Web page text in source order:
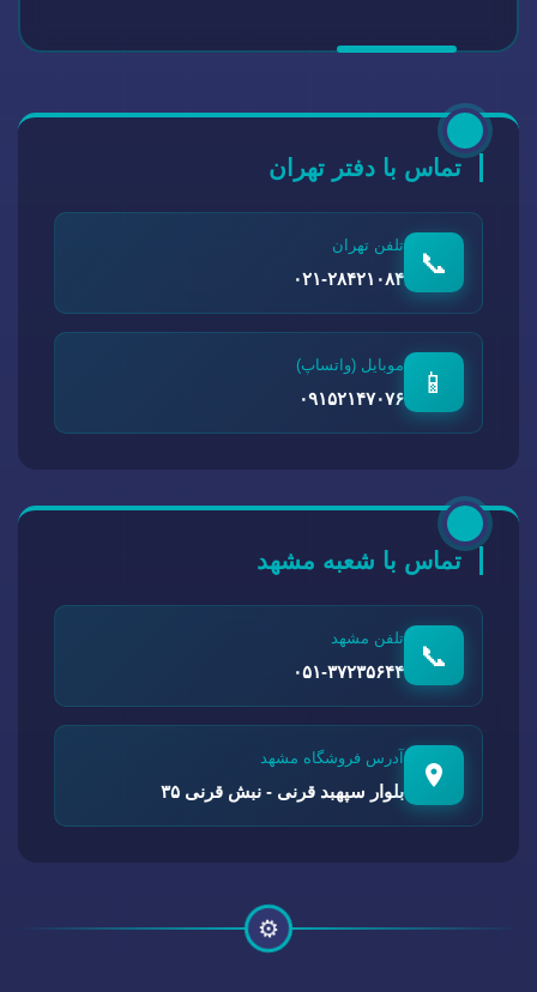
تماس با دفتر تهران
📞
تلفن تهران
۰۲۱-۲۸۴۲۱۰۸۴
📱
موبایل (واتساپ)
۰۹۱۵۲۱۴۷۰۷۶
تماس با شعبه مشهد
📞
تلفن مشهد
۰۵۱-۳۷۲۳۵۶۴۴
آدرس فروشگاه مشهد
بلوار سپهبد قرنی - نبش قرنی ۳۵
⚙️